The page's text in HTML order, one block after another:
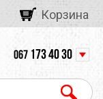
Корзина
067 173 40 30